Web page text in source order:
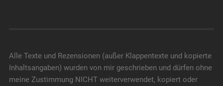
Alle Texte und Rezensionen (außer Klappentexte und kopierte
Inhaltsangaben) wurden von mir geschrieben und dürfen ohne
meine Zustimmung NICHT weiterverwendet, kopiert oder